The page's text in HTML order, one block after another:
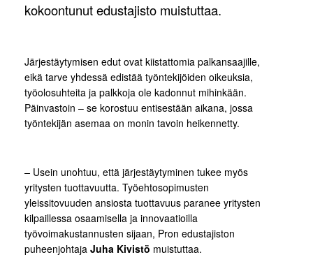
kokoontunut edustajisto muistuttaa.
Järjestäytymisen edut ovat kiistattomia palkansaajille,
eikä tarve yhdessä edistää työntekijöiden oikeuksia,
työolosuhteita ja palkkoja ole kadonnut mihinkään.
Päinvastoin – se korostuu entisestään aikana, jossa
työntekijän asemaa on monin tavoin heikennetty.
– Usein unohtuu, että järjestäytyminen tukee myös
yritysten tuottavuutta. Työehtosopimusten
yleissitovuuden ansiosta tuottavuus paranee yritysten
kilpaillessa osaamisella ja innovaatioilla
työvoimakustannusten sijaan, Pron edustajiston
puheenjohtaja Juha Kivistö muistuttaa.